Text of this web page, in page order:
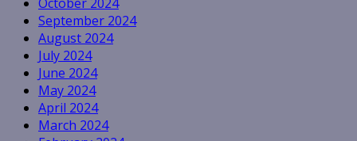
September 2024
August 2024
July 2024
June 2024
May 2024
April 2024
March 2024